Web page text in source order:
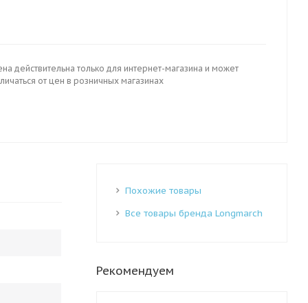
действительна только для интернет-магазина и может
от цен в розничных магазинах
Похожие товары
Все товары бренда Longmarch
Рекомендуем